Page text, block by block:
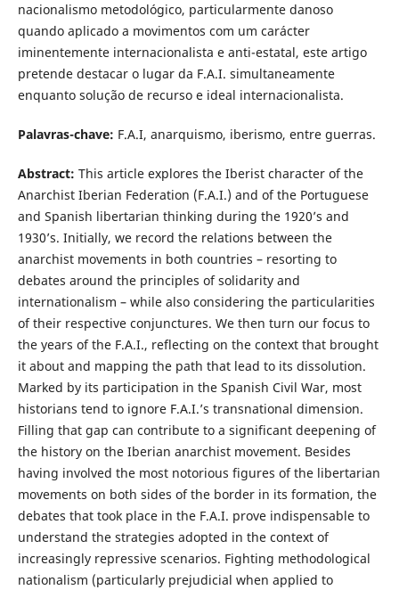
nacionalismo metodológico, particularmente danoso
quando aplicado a movimentos com um carácter
iminentemente internacionalista e anti-estatal, este artigo
pretende destacar o lugar da F.A.I. simultaneamente
enquanto solução de recurso e ideal internacionalista.
Palavras-chave: F.A.I, anarquismo, iberismo, entre guerras.
Abstract: This article explores the Iberist character of the
Anarchist Iberian Federation (F.A.I.) and of the Portuguese
and Spanish libertarian thinking during the 1920’s and
1930’s. Initially, we record the relations between the
anarchist movements in both countries – resorting to
debates around the principles of solidarity and
internationalism – while also considering the particularities
of their respective conjunctures. We then turn our focus to
the years of the F.A.I., reflecting on the context that brought
it about and mapping the path that lead to its dissolution.
Marked by its participation in the Spanish Civil War, most
historians tend to ignore F.A.I.’s transnational dimension.
Filling that gap can contribute to a significant deepening of
the history on the Iberian anarchist movement. Besides
having involved the most notorious figures of the libertarian
movements on both sides of the border in its formation, the
debates that took place in the F.A.I. prove indispensable to
understand the strategies adopted in the context of
increasingly repressive scenarios. Fighting methodological
nationalism (particularly prejudicial when applied to